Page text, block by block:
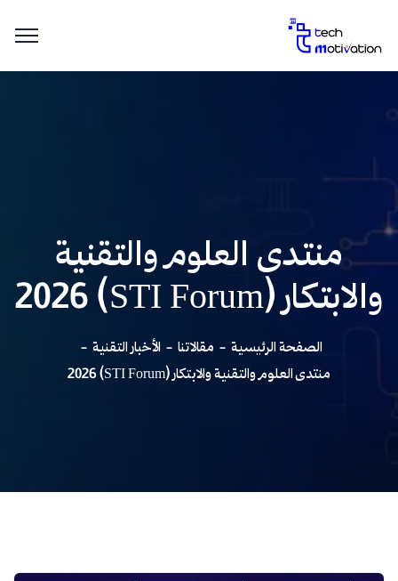
منتدى العلوم والتقنية
والابتكار (STI Forum) 2026
الصفحة الرئيسية مقالاتنا
الأخبار التقنية
منتدى العلوم والتقنية والابتكار (STI Forum) 2026